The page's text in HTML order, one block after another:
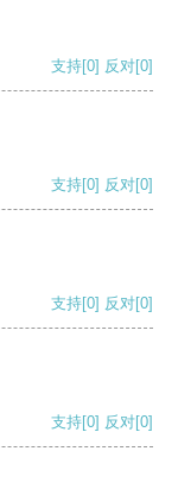
支持[0] 反对[0]
支持[0] 反对[0]
支持[0] 反对[0]
支持[0] 反对[0]